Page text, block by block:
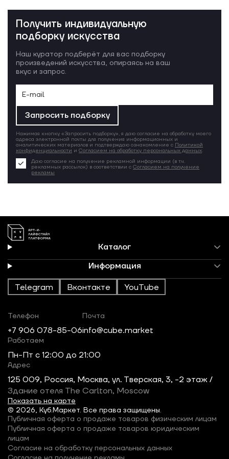
Получить индивидуальную
подборку искусства
Наш куратор подберёт для вас подборку
произведений искусства, опираясь на ваш
вкус и запрос.
Запросить подборку
Нажимая кнопку «Запросить подборку», я даю согласие на обработку моего
адреса электронной почты для получения информационных и
аналитических материалов и подтверждаю ознакомление с Политикой
конфиденциальности и Согласием на обработку персональных данных.
Даю согласие на получение рекламной информации (в т.ч.
рекламных рассылок) в соответствии с Согласием на получение
рекламы
Каталог
Информация
Telegram Вконтакте YouTube
© 2026, Куб.Маркет. Все права защищены.
Телефон
+7 906 078-85-06
Почта
info@cube.market
Работаем
Пн-Пт c 12:00 до 21:00
Адрес
125 009, Россия, Москва, ул. Тверская, 3, -2 этаж /
Здание отеля The Carlton, Moscow
Показать на карте
Публичная оферта о продаже товаров физическим лицам
Публичная оферта о продаже товаров юридическим
лицам
Согласие на обработку персональных данных